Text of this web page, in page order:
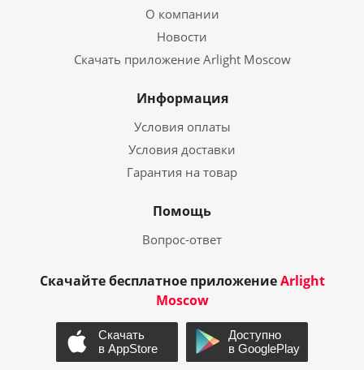
О компании
Новости
Скачать приложение Arlight Moscow
Информация
Условия оплаты
Условия доставки
Гарантия на товар
Помощь
Вопрос-ответ
Скачайте бесплатное приложениеArlight
Moscow